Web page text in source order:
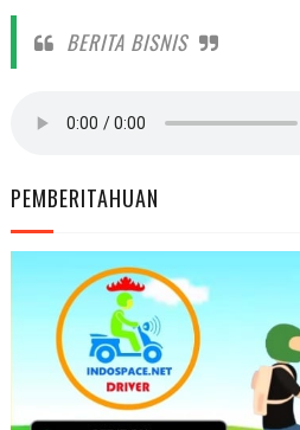
BERITA BISNIS
PEMBERITAHUAN